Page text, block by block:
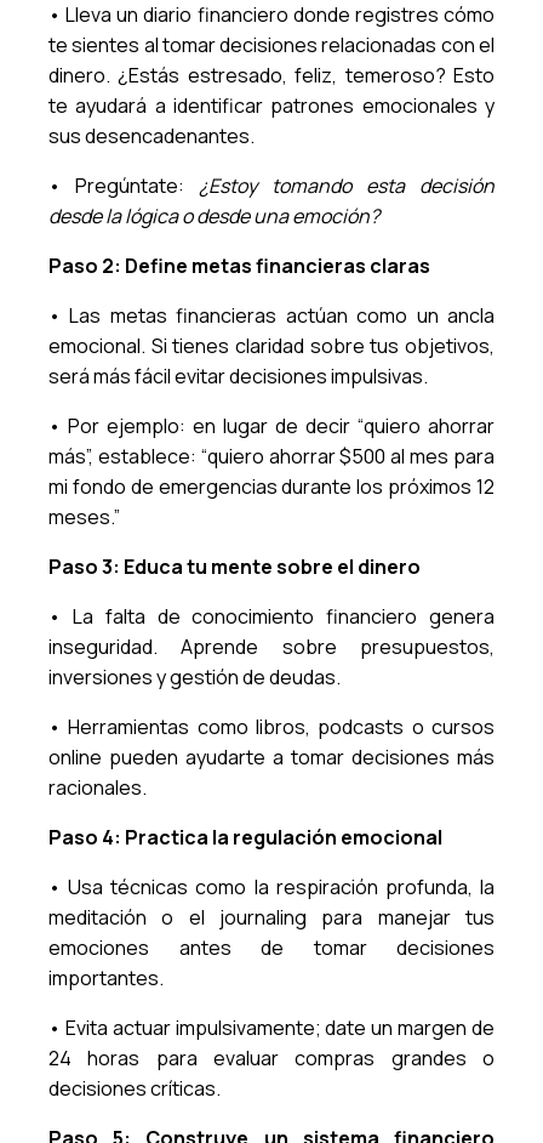
• Lleva un diario financiero donde registres cómo
te sientes al tomar decisiones relacionadas con el
dinero. ¿Estás estresado, feliz, temeroso? Esto
te ayudará a identificar patrones emocionales y
sus desencadenantes.
• Pregúntate: ¿Estoy tomando esta decisión
desde la lógica o desde una emoción?
Paso 2: Define metas financieras claras
• Las metas financieras actúan como un ancla
emocional. Si tienes claridad sobre tus objetivos,
será más fácil evitar decisiones impulsivas.
• Por ejemplo: en lugar de decir “quiero ahorrar
más”, establece: “quiero ahorrar $500 al mes para
mi fondo de emergencias durante los próximos 12
meses.”
Paso 3: Educa tu mente sobre el dinero
• La falta de conocimiento financiero genera
inseguridad. Aprende sobre presupuestos,
inversiones y gestión de deudas.
• Herramientas como libros, podcasts o cursos
online pueden ayudarte a tomar decisiones más
racionales.
Paso 4: Practica la regulación emocional
• Usa técnicas como la respiración profunda, la
meditación o el journaling para manejar tus
emociones antes de tomar decisiones
importantes.
• Evita actuar impulsivamente; date un margen de
24 horas para evaluar compras grandes o
decisiones críticas.